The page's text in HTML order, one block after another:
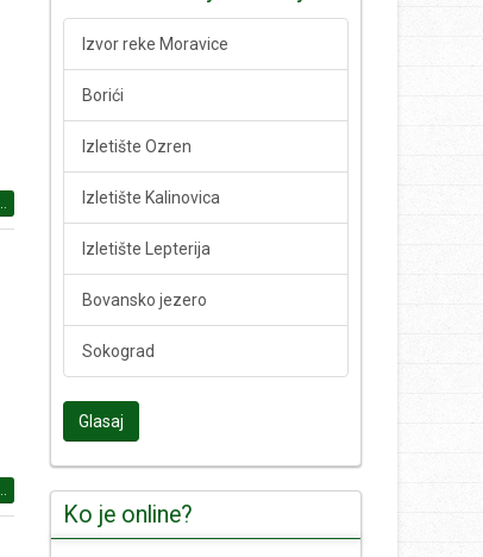
Izvor reke Moravice
Borići
Izletište Ozren
Izletište Kalinovica
Izletište Lepterija
Bovansko jezero
Sokograd
Glasaj
Ko je online?